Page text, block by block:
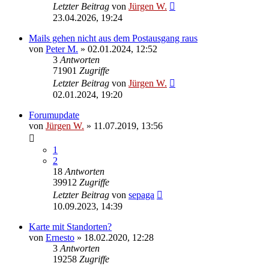
Letzter Beitrag von Jürgen W.
23.04.2026, 19:24
Mails gehen nicht aus dem Postausgang raus
von Peter M. » 02.01.2024, 12:52
3 Antworten
71901 Zugriffe
Letzter Beitrag von Jürgen W.
02.01.2024, 19:20
Forumupdate
von Jürgen W. » 11.07.2019, 13:56
1
2
18 Antworten
39912 Zugriffe
Letzter Beitrag von sepaga
10.09.2023, 14:39
Karte mit Standorten?
von Ernesto » 18.02.2020, 12:28
3 Antworten
19258 Zugriffe